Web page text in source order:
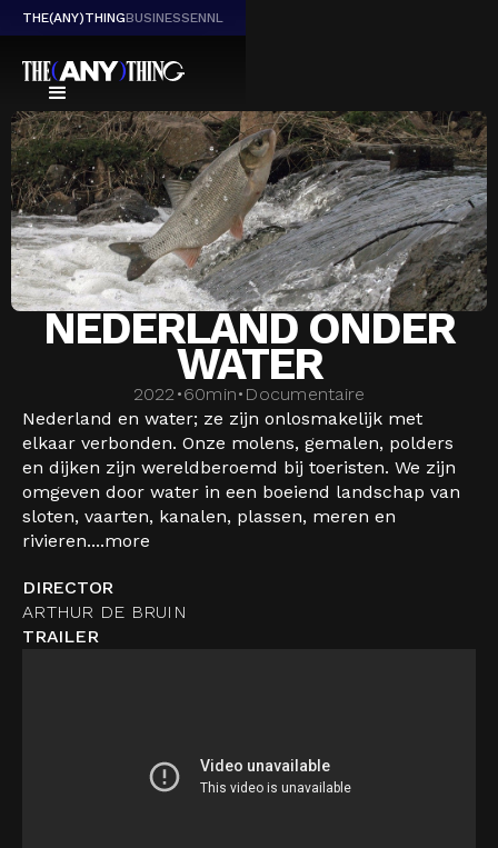
THE(ANY)THINGBUSINESSENNL
NEDERLAND ONDER
WATER
2022•60min• Documentaire
Nederland en water; ze zijn onlosmakelijk met
elkaar verbonden. Onze molens, gemalen, polders
en dijken zijn wereldberoemd bij toeristen. We zijn
omgeven door water in een boeiend landschap van
sloten, vaarten, kanalen, plassen, meren en
rivieren....more
DIRECTOR
ARTHUR DE BRUIN
TRAILER